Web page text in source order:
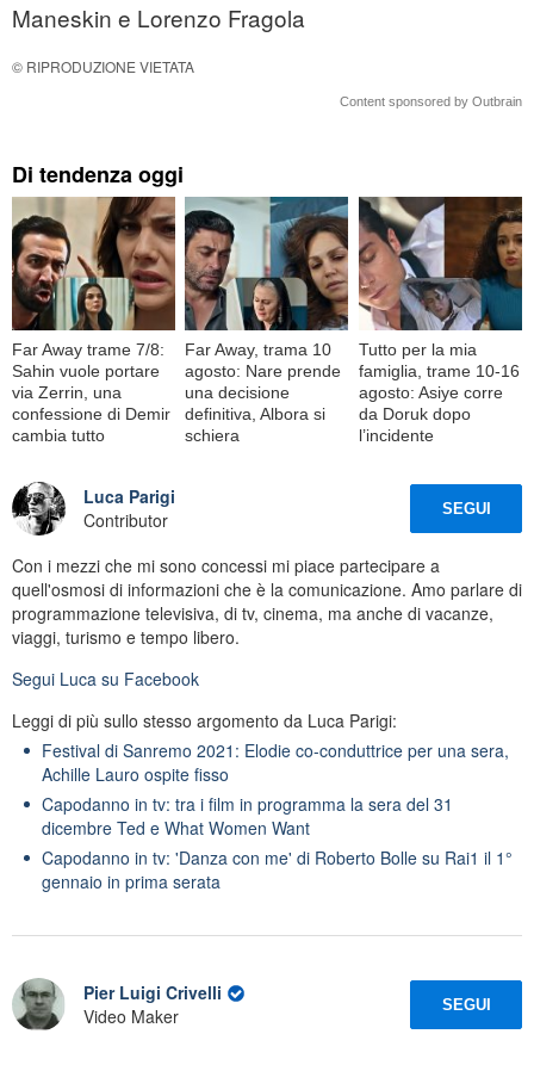
Maneskin e Lorenzo Fragola
© RIPRODUZIONE VIETATA
Content sponsored by Outbrain
Di tendenza oggi
Far Away trame 7/8:
Sahin vuole portare
via Zerrin, una
confessione di Demir
cambia tutto
Far Away, trama 10
agosto: Nare prende
una decisione
definitiva, Albora si
schiera
Tutto per la mia
famiglia, trame 10-16
agosto: Asiye corre
da Doruk dopo
l’incidente
Luca Parigi
Contributor
SEGUI
Con i mezzi che mi sono concessi mi piace partecipare a
quell'osmosi di informazioni che è la comunicazione. Amo parlare di
programmazione televisiva, di tv, cinema, ma anche di vacanze,
viaggi, turismo e tempo libero.
Segui Luca su Facebook
Leggi di più sullo stesso argomento da Luca Parigi:
Festival di Sanremo 2021: Elodie co-conduttrice per una sera,
Achille Lauro ospite fisso
Capodanno in tv: tra i film in programma la sera del 31
dicembre Ted e What Women Want
Capodanno in tv: 'Danza con me' di Roberto Bolle su Rai1 il 1°
gennaio in prima serata
Pier Luigi Crivelli
Video Maker
SEGUI